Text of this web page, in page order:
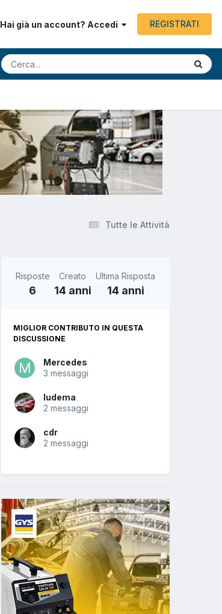
Hai già un account? Accedi REGISTRATI
Tutte le Attività
Risposte
6
Creato
14 anni
Ultima Risposta
14 anni
MIGLIOR CONTRIBUTO IN QUESTA
DISCUSSIONE
Mercedes
3 messaggi
ludema
2 messaggi
cdr
2 messaggi